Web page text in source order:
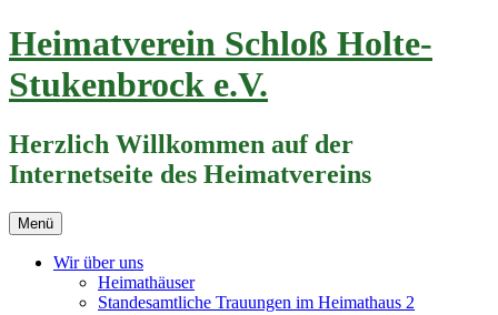
Zum
Inhalt
springen
Heimatverein Schloß Holte-
Stukenbrock e.V.
Herzlich Willkommen auf der
Internetseite des Heimatvereins
Menü
Wir über uns
Heimathäuser
Standesamtliche Trauungen im Heimathaus 2